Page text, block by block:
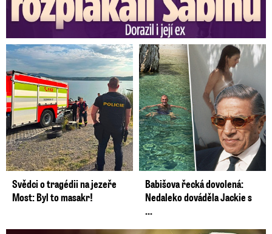
Svědci o tragédii na jezeře
Most: Byl to masakr!
Babišova řecká dovolená:
Nedaleko dováděla Jackie s
...